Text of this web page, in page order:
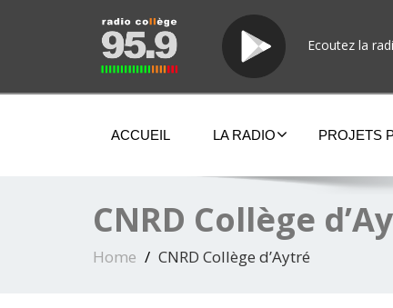
Ecoutez la
ACCUEIL LA RADIO PROJETS
CNRD Collège
Home CNRD Collège d’Aytré